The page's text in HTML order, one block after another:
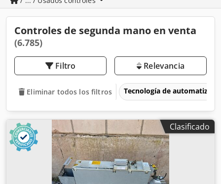
Controles de segunda mano en venta
(6.785)
Filtro Relevancia
Eliminar todos los filtros Tecnología de
Clasificado